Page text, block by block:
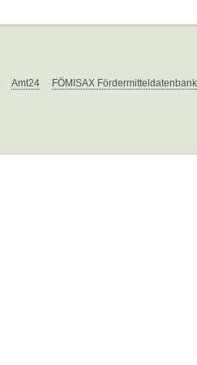
Amt24 FÖMISAX Fördermitteldatenbank